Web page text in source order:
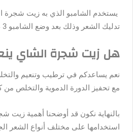
تدليك الشعر وذلك بعد وضع الشامبو 3 دقائق، مدة أربع أسابيع.
هل زيت شجرة الشاي
نعم يساعدكم في ترطيب وتنعيم
مع تحفيز الدورة الدموية والتخلص
بالنهاية نكون قد أوضحنا أهمية زيت
استخدامها على مختلف أنواع الشعر